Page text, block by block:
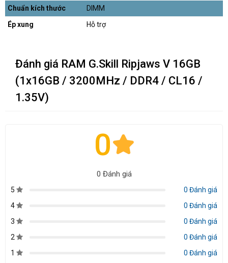
Chuẩn kích thước
DIMM
Ép xung
Hỗ trợ
Đánh giá RAM G.Skill Ripjaws V 16GB
(1x16GB / 3200MHz / DDR4 / CL16 /
1.35V)
0
0 Đánh giá
5
0 Đánh giá
4
0 Đánh giá
3
0 Đánh giá
2
0 Đánh giá
1
0 Đánh giá